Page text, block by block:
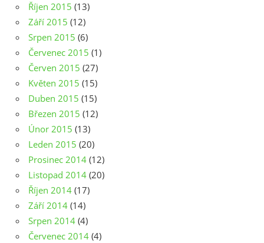
Říjen 2015 (13)
Září 2015 (12)
Srpen 2015 (6)
Červenec 2015 (1)
Červen 2015 (27)
Květen 2015 (15)
Duben 2015 (15)
Březen 2015 (12)
Únor 2015 (13)
Leden 2015 (20)
Prosinec 2014 (12)
Listopad 2014 (20)
Říjen 2014 (17)
Září 2014 (14)
Srpen 2014 (4)
Červenec 2014 (4)